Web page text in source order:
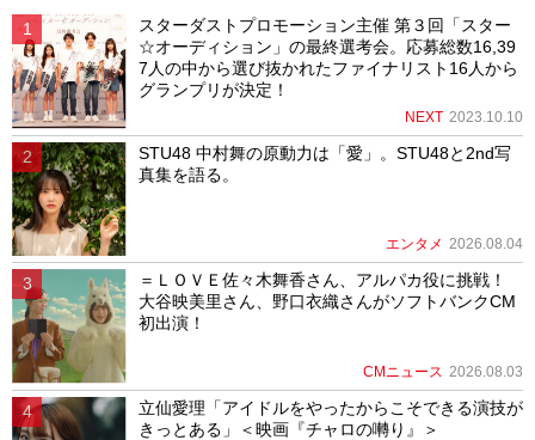
スターダストプロモーション主催 第３回「スター
☆オーディション」の最終選考会。応募総数16,39
7人の中から選び抜かれたファイナリスト16人から
グランプリが決定！
NEXT 2023.10.10
STU48 中村舞の原動力は「愛」。STU48と2nd写
真集を語る。
エンタメ 2026.08.04
＝ＬＯＶＥ佐々木舞香さん、アルパカ役に挑戦！
大谷映美里さん、野口衣織さんがソフトバンクCM
初出演！
CMニュース 2026.08.03
立仙愛理「アイドルをやったからこそできる演技が
きっとある」＜映画『チャロの囀り』＞